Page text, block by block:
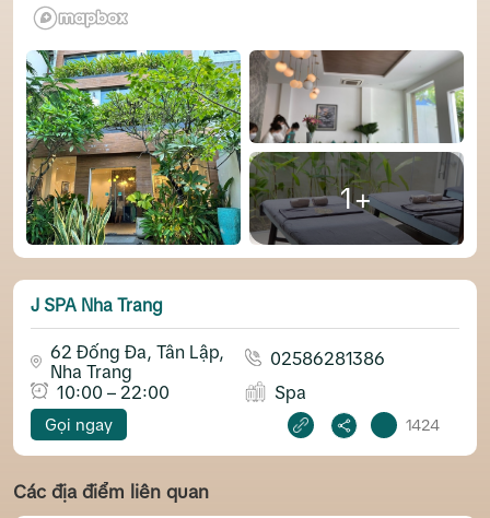
1+
J SPA Nha Trang
62 Đống Đa, Tân Lập,
Nha Trang
02586281386
10:00 – 22:00
Spa
Gọi ngay 1424
Các địa điểm liên quan